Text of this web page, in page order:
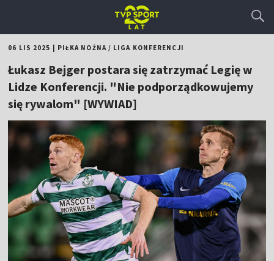
06 LIS 2025 PIŁKA NOŻNA/ LIGA KONFERENCJI
Łukasz Bejger postara się zatrzymać Legię w
Lidze Konferencji. "Nie podporządkowujemy
się rywalom" [WYWIAD]